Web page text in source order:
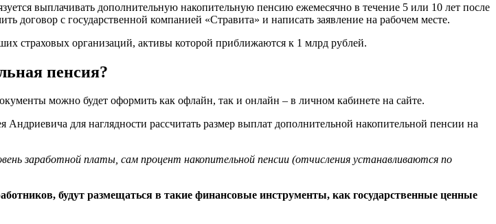
выплачивать дополнительную накопительную пенсию ежемесячно в течение 5 или 10 лет после
договор с государственной компанией «Стравита» и написать заявление на рабочем месте.
страховых организаций, активы которой приближаются к 1 млрд рублей.
пенсия?
можно будет оформить как офлайн, так и онлайн – в личном кабинете на сайте.
для наглядности рассчитать размер выплат дополнительной накопительной пенсии на
заработной платы, сам процент накопительной пенсии (отчисления устанавливаются по
будут размещаться в такие финансовые инструменты, как государственные ценные